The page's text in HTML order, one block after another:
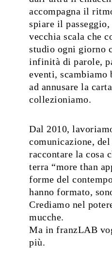
accompagna il
spiare il
vecchia scala che
studio ogni giorno
infinità di parole,
eventi,
ad annusare la
collezioniamo.
Dal 2010,
comunicazione,
raccontare la cosa
terra “more than
forme del
hanno formato,
Crediamo nel
mucche.
Ma in franzLAB
più.